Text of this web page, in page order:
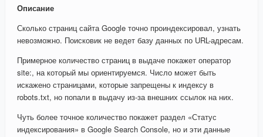
Описание
Сколько страниц сайта Google точно проиндексировал, узнать
невозможно. Поисковик не ведет базу данных по URL-адресам.
Примерное количество страниц в выдаче покажет оператор
site:, на который мы ориентируемся. Число может быть
искажено страницами, которые запрещены к индексу в
robots.txt, но попали в выдачу из-за внешних ссылок на них.
Чуть более точное количество покажет раздел «Статус
индексирования» в Google Search Console, но и эти данные